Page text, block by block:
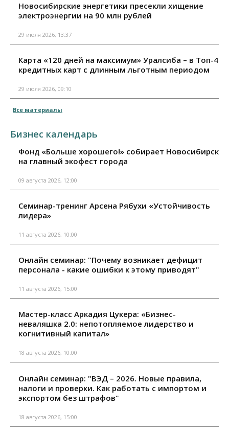
Новосибирские энергетики пресекли хищение
электроэнергии на 90 млн рублей
29 июля 2026, 13:37
Карта «120 дней на максимум» Уралсиба – в Топ-4
кредитных карт с длинным льготным периодом
29 июля 2026, 09:10
Все материалы
Бизнес календарь
Фонд «Больше хорошего!» собирает Новосибирск
на главный экофест города
09 августа 2026, 12:00
Семинар-тренинг Арсена Рябухи «Устойчивость
лидера»
11 августа 2026, 10:00
Онлайн семинар: "Почему возникает дефицит
персонала - какие ошибки к этому приводят"
11 августа 2026, 15:00
Мастер-класс Аркадия Цукера: «Бизнес-
неваляшка 2.0: непотопляемое лидерство и
когнитивный капитал»
18 августа 2026, 10:00
Онлайн семинар: "ВЭД – 2026. Новые правила,
налоги и проверки. Как работать с импортом и
экспортом без штрафов"
18 августа 2026, 15:00